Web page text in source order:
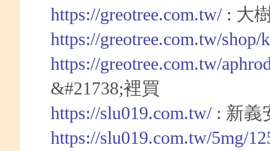
https://greotree.com.tw/: 大
https://greotree.com.tw/shop/
https://greotree.com.tw/
&#21738;裡買
https://slu019.com.tw/: 新義
https://slu019.com.tw/5mg/